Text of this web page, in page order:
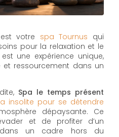
est votre spa Tournus qui
pour la relaxation et le
une expérience unique,
ressourcement dans un
Spa le temps présent
insolite pour se détendre
dépaysante. Ce
et de profiter d’un
un cadre hors du